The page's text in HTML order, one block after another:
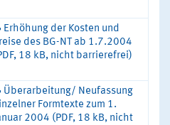
Erhöhung der Kosten und
des BG-NT ab 1.7.2004
18 kB, nicht barrierefrei)
Überarbeitung/ Neufassung
Formtexte zum 1.
2004 (PDF, 18 kB, nicht